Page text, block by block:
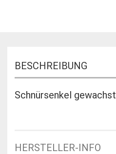
BESCHREIBUNG
Schnürsenkel gewachst
HERSTELLER-INFO